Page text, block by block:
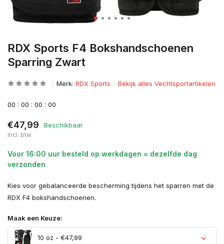
RDX Sports F4 Bokshandschoenen
Sparring Zwart
Merk: RDX Sports Bekijk alles Vechtsportartikelen
00 : 00 : 00 : 00
€47,99 Beschikbaar
Incl. btw
Voor 16:00 uur besteld op werkdagen = dezelfde dag
verzonden
Kies voor gebalanceerde bescherming tijdens het sparren met de
RDX F4 bokshandschoenen.
Maak een Keuze:
10 oz - €47,99